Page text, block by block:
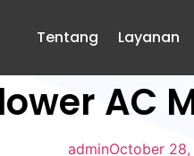
Tentang Layanan
AC
adminOctober